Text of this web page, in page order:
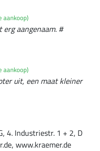
aankoop)
erg aangenaam. #
aankoop)
uit, een maat kleiner
4. Industriestr. 1 + 2, D
www.kraemer.de